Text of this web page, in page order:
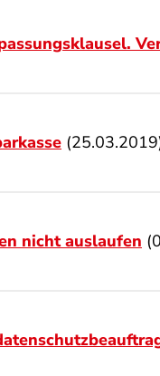
nicht auslaufen